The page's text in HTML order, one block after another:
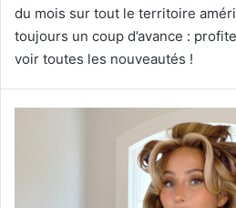
du mois sur tout le territoire
toujours un coup d’avance :
voir toutes les nouveautés !